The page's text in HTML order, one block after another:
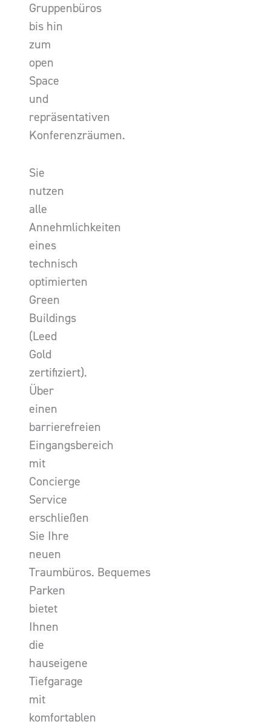
Gruppenbüros
bis hin
zum
open
Space
und
repräsentativen
Konferenzräumen.
Sie
nutzen
alle
Annehmlichkeiten
eines
technisch
optimierten
Green
Buildings
(Leed
Gold
zertifiziert).
Über
einen
barrierefreien
Eingangsbereich
mit
Concierge
Service
erschließen
Sie Ihre
neuen
Traumbüros. Bequemes
Parken
bietet
Ihnen
die
hauseigene
Tiefgarage
mit
komfortablen